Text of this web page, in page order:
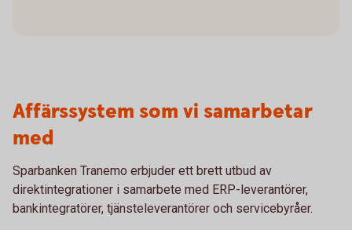
Affärssystem som vi samarbetar
med
Sparbanken Tranemo erbjuder ett brett utbud av
direktintegrationer i samarbete med ERP-leverantörer,
bankintegratörer, tjänsteleverantörer och servicebyråer.